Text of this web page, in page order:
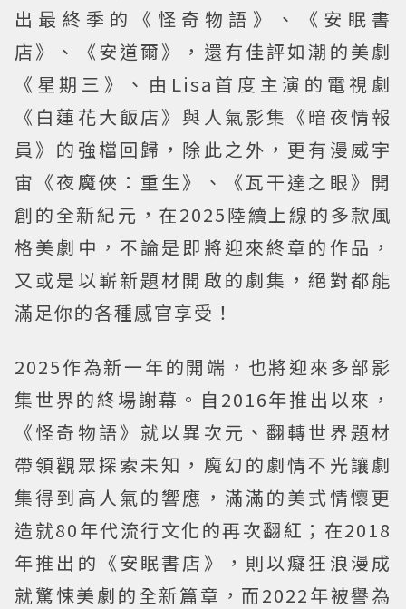
出最終季的《怪奇物語》、《安眠書
店》、《安道爾》，還有佳評如潮的美劇
《星期三》、由Lisa首度主演的電視劇
《白蓮花大飯店》與人氣影集《暗夜情報
員》的強檔回歸，除此之外，更有漫威宇
宙《夜魔俠：重生》、《瓦干達之眼》開
創的全新紀元，在2025陸續上線的多款風
格美劇中，不論是即將迎來終章的作品，
又或是以嶄新題材開啟的劇集，絕對都能
滿足你的各種感官享受！
2025作為新一年的開端，也將迎來多部影
集世界的終場謝幕。自2016年推出以來，
《怪奇物語》就以異次元、翻轉世界題材
帶領觀眾探索未知，魔幻的劇情不光讓劇
集得到高人氣的響應，滿滿的美式情懷更
造就80年代流行文化的再次翻紅；在2018
年推出的《安眠書店》，則以癡狂浪漫成
就驚悚美劇的全新篇章，而2022年被譽為